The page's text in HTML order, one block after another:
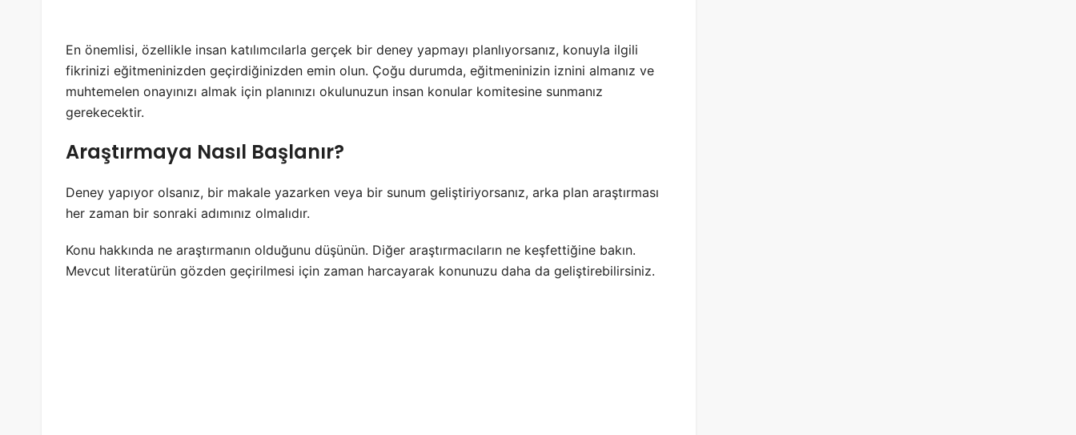
En önemlisi, özellikle insan katılımcılarla gerçek bir deney yapmayı planlıyorsanız, konuyla ilgili
fikrinizi eğitmeninizden geçirdiğinizden emin olun. Çoğu durumda, eğitmeninizin iznini almanız ve
muhtemelen onayınızı almak için planınızı okulunuzun insan konular komitesine sunmanız
gerekecektir.
Araştırmaya Nasıl Başlanır?
Deney yapıyor olsanız, bir makale yazarken veya bir sunum geliştiriyorsanız, arka plan araştırması
her zaman bir sonraki adımınız olmalıdır.
Konu hakkında ne araştırmanın olduğunu düşünün. Diğer araştırmacıların ne keşfettiğine bakın.
Mevcut literatürün gözden geçirilmesi için zaman harcayarak konunuzu daha da geliştirebilirsiniz.